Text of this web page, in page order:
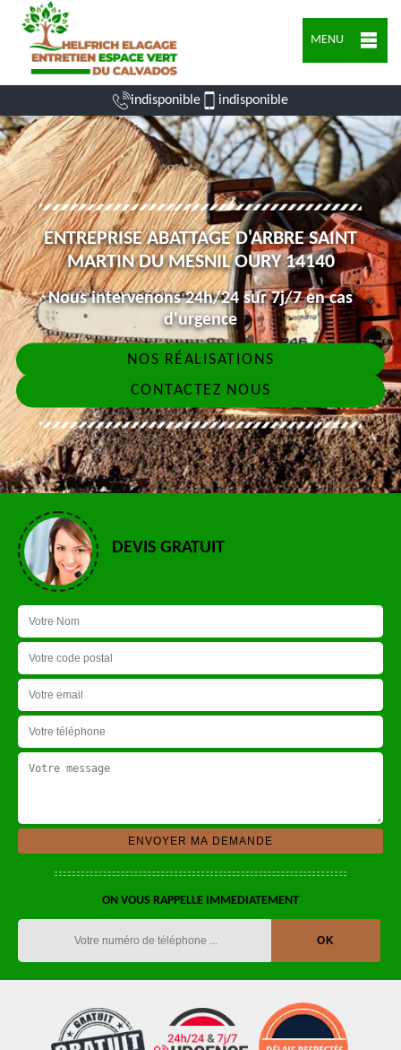
MENU
indisponible indisponible
ENTREPRISE ABATTAGE D'ARBRE SAINT
MARTIN DU MESNIL OURY 14140
Nous intervenons 24h/24 sur 7j/7 en cas
d'urgence
NOS RÉALISATIONS
CONTACTEZ NOUS
DEVIS GRATUIT
ON VOUS RAPPELLE IMMEDIATEMENT